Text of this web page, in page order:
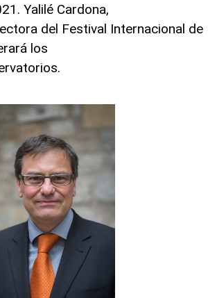
Yalilé Cardona,
del Festival Internacional
los